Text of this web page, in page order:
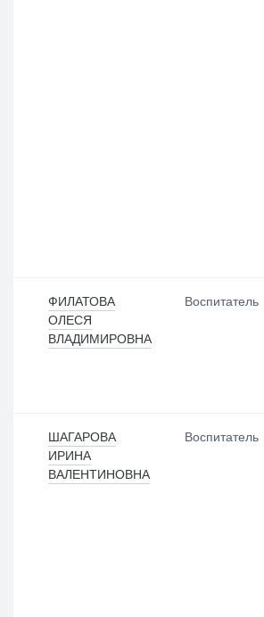
ФИЛАТОВА
ОЛЕСЯ
ВЛАДИМИРОВНА
Воспитатель
ШАГАРОВА
ИРИНА
ВАЛЕНТИНОВНА
Воспитатель